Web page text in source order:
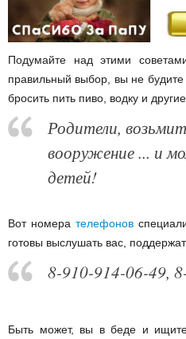
Подумайте над этими
правильный выбор, вы не будите
бросить пить пиво, водку и
Родители,
вооружение ... и
детей!
Вот номера телефонов
готовы выслушать вас,
8-910-914-06-49,
Быть может, вы в беде и ищите